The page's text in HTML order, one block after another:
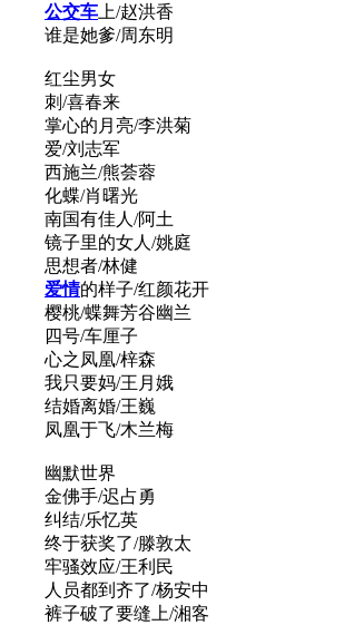
公交车上/赵洪香
谁是她爹/周东明
红尘男女
刺/喜春来
掌心的月亮/李洪菊
爱/刘志军
西施兰/熊荟蓉
化蝶/肖曙光
南国有佳人/阿土
镜子里的女人/姚庭
思想者/林健
爱情的样子/红颜花开
樱桃/蝶舞芳谷幽兰
四号/车厘子
心之凤凰/梓森
我只要妈/王月娥
结婚离婚/王巍
凤凰于飞/木兰梅
幽默世界
金佛手/迟占勇
纠结/乐忆英
终于获奖了/滕敦太
牢骚效应/王利民
人员都到齐了/杨安中
裤子破了要缝上/湘客